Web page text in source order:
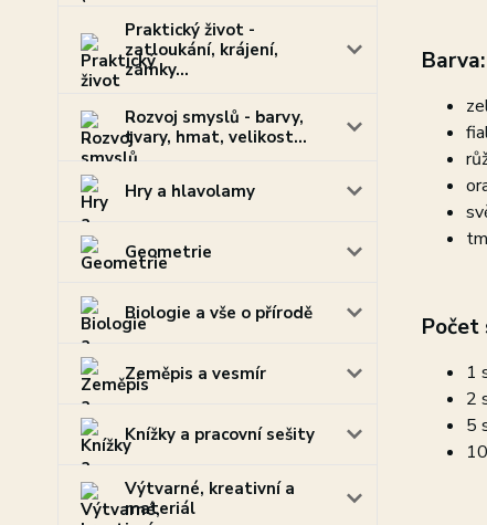
Praktický život -
zatloukání, krájení,
zámky...
Rozvoj smyslů - barvy,
tvary, hmat, velikost...
Hry a hlavolamy
Geometrie
Biologie a vše o přírodě
Zeměpis a vesmír
Knížky a pracovní sešity
Výtvarné, kreativní a
materiál
Barva:
Počet
1
2
5